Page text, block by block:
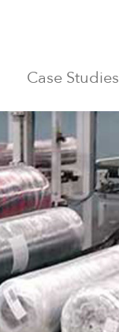
Case Studies